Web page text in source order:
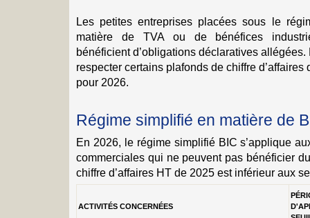
Les petites entreprises placées sous le
matière de TVA ou de bénéfices
bénéficient d’obligations déclaratives
respecter certains plafonds de chiffre d’affaires
pour 2026.
Régime simplifié en matière de
En 2026, le régime simplifié BIC s’applique
commerciales qui ne peuvent pas bénéficier
chiffre d’affaires HT de 2025 est inférieur aux
ACTIVITÉS CONCERNÉES